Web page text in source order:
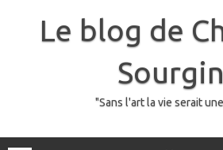
Le blog de
"Sans l'art la vie serait